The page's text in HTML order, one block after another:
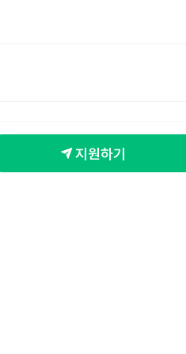
지원하기